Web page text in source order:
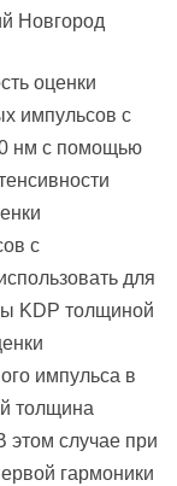
Новгород
оценки
импульсов с
нм с помощью
с
для
KDP толщиной
импульса в
толщина
этом случае при
гармоники